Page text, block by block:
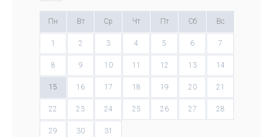
Пн Вт Ср Чт Пт Сб Вс
1 2 3 4 5 6 7
8 9 10 11 12 13 14
15 16 17 18 19 20 21
22 23 24 25 26 27 28
29 30 31